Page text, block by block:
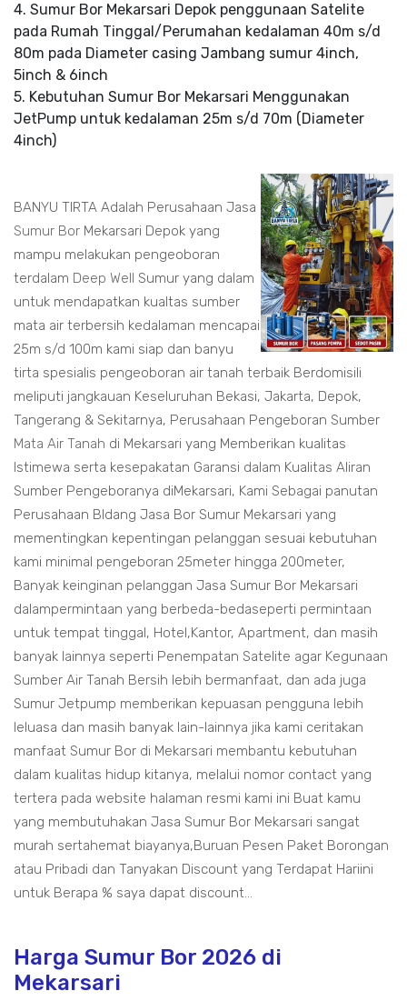
4. Sumur Bor Mekarsari Depok penggunaan Satelite
pada Rumah Tinggal/Perumahan kedalaman 40m s/d
80m pada Diameter casing Jambang sumur 4inch,
5inch & 6inch
5. Kebutuhan Sumur Bor Mekarsari Menggunakan
JetPump untuk kedalaman 25m s/d 70m (Diameter
4inch)
BANYU TIRTA Adalah Perusahaan Jasa
Sumur Bor Mekarsari Depok yang
mampu melakukan pengeoboran
terdalam Deep Well
Sumur yang dalam
untuk mendapatkan kualtas sumber
mata air terbersih kedalaman mencapai
25m s/d 100m kami siap dan banyu
tirta spesialis pengeoboran air tanah terbaik Berdomisili
meliputi jangkauan Keseluruhan Bekasi, Jakarta, Depok,
Tangerang & Sekitarnya, Perusahaan Pengeboran Sumber
Mata Air Tanah di Mekarsari yang Memberikan kualitas
Istimewa serta kesepakatan Garansi dalam Kualitas Aliran
Sumber Pengeboranya diMekarsari, Kami Sebagai panutan
Perusahaan BIdang Jasa Bor Sumur Mekarsari yang
mementingkan kepentingan pelanggan sesuai kebutuhan
kami minimal pengeboran 25meter hingga 200meter,
Banyak keinginan pelanggan Jasa Sumur Bor Mekarsari
dalampermintaan yang berbeda-bedaseperti permintaan
untuk tempat tinggal, Hotel,Kantor, Apartment, dan masih
banyak lainnya seperti Penempatan Satelite agar Kegunaan
Sumber Air Tanah Bersih lebih bermanfaat, dan ada juga
Sumur Jetpump memberikan kepuasan pengguna lebih
leluasa dan masih banyak lain-lainnya jika kami ceritakan
manfaat Sumur Bor di Mekarsari membantu kebutuhan
dalam kualitas hidup kitanya, melalui nomor contact yang
tertera pada website halaman resmi kami ini Buat kamu
yang membutuhakan Jasa Sumur Bor Mekarsari sangat
murah sertahemat biayanya,Buruan Pesen Paket Borongan
atau Pribadi dan Tanyakan Discount yang Terdapat Hariini
untuk Berapa % saya dapat discount...
Harga Sumur Bor 2026 di
Mekarsari